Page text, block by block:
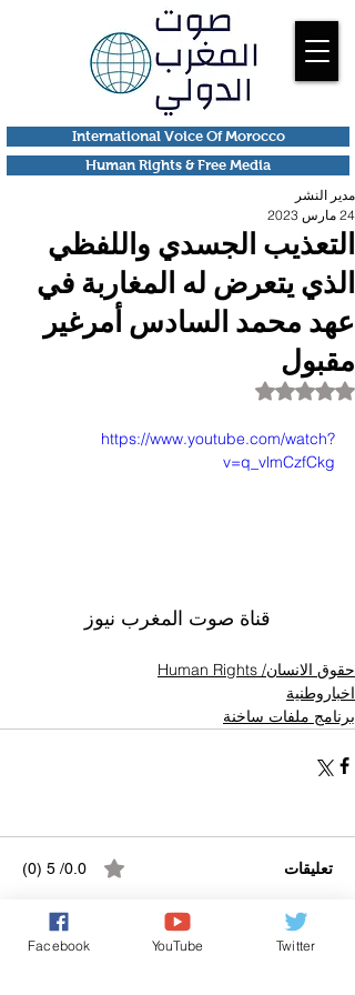
Human Rights & Free Media
International Voice Of Morocco
التعذيب الجسدي واللفظي
الذي يتعرض له المغاربة في
عهد محمد السادس أمرغير
مقبول
مدير النشر
24 مارس 2023
تم التقييم بـ ليس رقمًا من أصل 5 نجوم.
https://www.youtube.com/watch?
v=q_vlmCzfCkg
قناة صوت المغرب نيوز
حقوق الانسان/ Human Rights
اخباروطنية
برنامج ملفات ساخنة
تعليقات 0.0/ 5 (0)
التعليق والتقييم...
Facebook YouTube Twitter